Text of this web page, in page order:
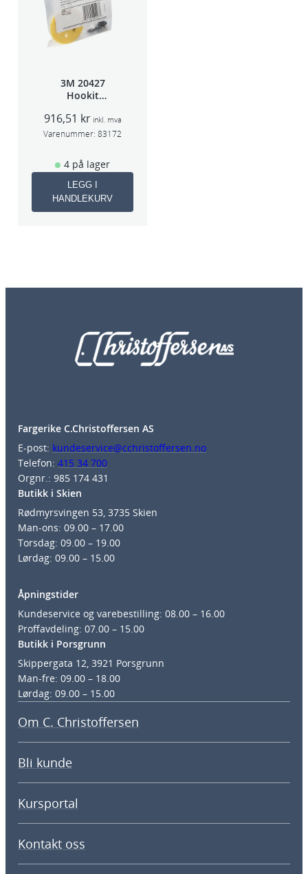
3M 20427
Hookit
50663
916,51 kr inkl. mva
Varenummer: 83172
4 på lager
LEGG I
HANDLEKURV
Fargerike C.Christoffersen AS
E-post: kundeservice@cchristoffersen.no
Telefon: 415 34 700
Orgnr.: 985 174 431
Butikk i Skien
Rødmyrsvingen 53, 3735 Skien
Man-ons: 09.00 – 17.00
Torsdag: 09.00 – 19.00
Lørdag: 09.00 – 15.00
Åpningstider
Kundeservice og varebestilling: 08.00 – 16.00
Proffavdeling: 07.00 – 15.00
Butikk i Porsgrunn
Skippergata 12, 3921 Porsgrunn
Man-fre: 09.00 – 18.00
Lørdag: 09.00 – 15.00
Om C. Christoffersen
Bli kunde
Kursportal
Kontakt oss